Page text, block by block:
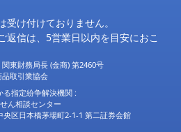
け付けておりません。
返信は、5営業日以内を目安におこ
東財務局長 (金商) 第2460号
取引業協会
指定紛争解決機関 :
ん相談センター
央区日本橋茅場町2-1-1 第二証券会館